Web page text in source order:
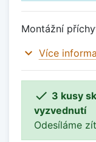
Montážní
expand_more Více
 3 kusy
vyzvednutí
Odesíláme